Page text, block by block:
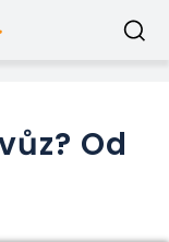
Od